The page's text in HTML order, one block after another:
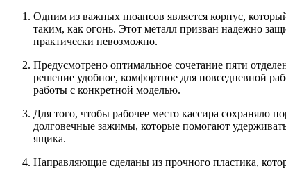
Одним из важных нюансов является корпус,
таким, как огонь. Этот металл призван надежно
практически невозможно.
Предусмотрено оптимальное сочетание пяти
решение удобное, комфортное для повседневной
работы с конкретной моделью.
Для того, чтобы рабочее место кассира сохраняло
долговечные зажимы, которые помогают
ящика.
Направляющие сделаны из прочного пластика,